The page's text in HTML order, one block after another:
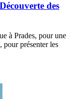
des
à Prades, pour une
pour présenter les